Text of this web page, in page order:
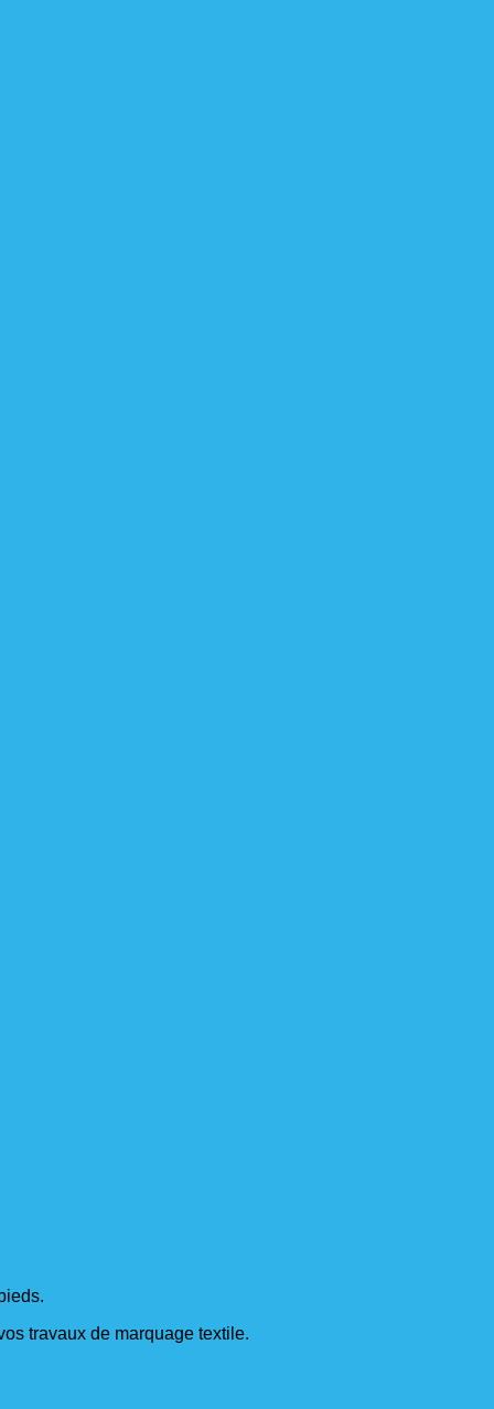
travaux de marquage textile.